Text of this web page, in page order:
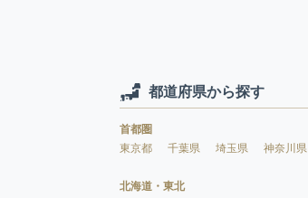
都道府県から探す
首都圏
東京都
千葉県 埼玉県 神奈川県
北海道・東北